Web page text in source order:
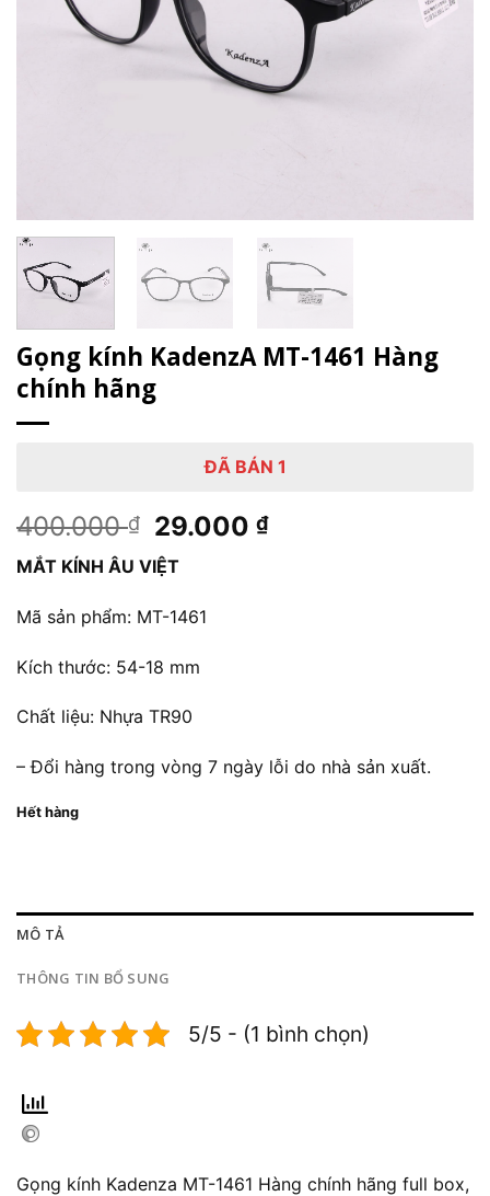
Gọng kính KadenzA MT-1461 Hàng
chính hãng
ĐÃ BÁN 1
400.000₫
Giá
gốc
là:
400.000 ₫.
29.000₫Giá
MẮT KÍNH ÂU VIỆT
Mã sản phẩm: MT-1461
Kích thước: 54-18 mm
Chất liệu: Nhựa TR90
– Đổi hàng trong vòng 7 ngày lỗi do nhà sản xuất.
Hết hàng
MÔ TẢ
THÔNG TIN BỔ SUNG
5/5 - (1 bình chọn)
Gọng kính Kadenza MT-1461 Hàng chính hãng full box,